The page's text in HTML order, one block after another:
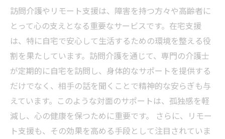
訪問介護やリモート支援は、障害を持つ方々や高齢者に
とって心の支えとなる重要なサービスです。在宅支援
は、特に自宅で安心して生活するための環境を整える役
割を果たしています。訪問介護を通じて、専門の介護士
が定期的に自宅を訪問し、身体的なサポートを提供する
だけでなく、相手の話を聞くことで精神的な安らぎも与
えています。このような対面のサポートは、孤独感を軽
減し、心の健康を保つために重要です。 さらに、リモー
ト支援も、その効果を高める手段として注目されていま